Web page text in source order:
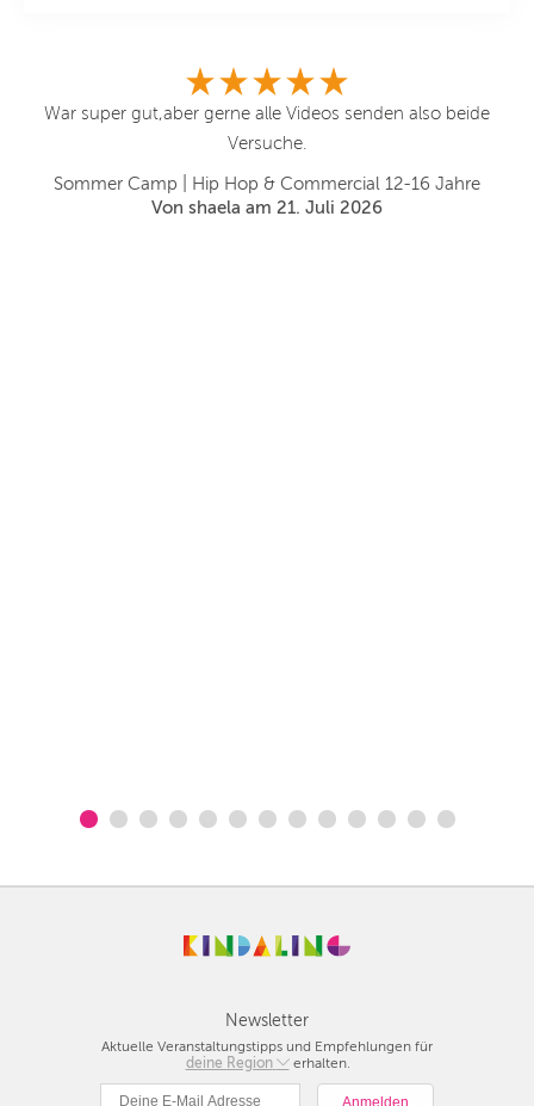
War super gut,aber gerne alle Videos senden also beide
Versuche.
Sommer Camp | Hip Hop & Commercial 12-16 Jahre
Von shaela am 21. Juli 2026
Newsletter
Aktuelle Veranstaltungstipps und Empfehlungen für
deine Region
Berlin
München
erhalten.